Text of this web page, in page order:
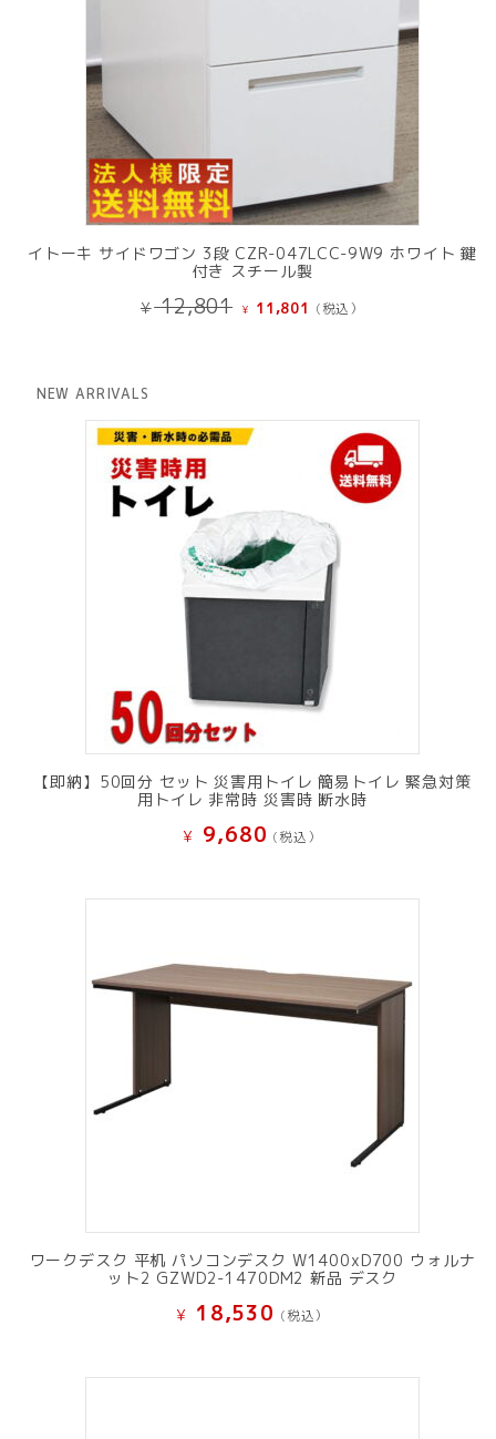
イトーキ サイドワゴン 3段 CZR-047LCC-9W9 ホワイト 鍵
付き スチール製
¥12,801 元
で
¥ 11,801 現
¥ 11,801
す。
(税込）
NEW ARRIVALS
【即納】50回分 セット 災害用トイレ 簡易トイレ 緊急対策
用トイレ 非常時 災害時 断水時
¥ 9,680 (税込）
ワークデスク 平机 パソコンデスク W1400xD700 ウォルナ
ット2 GZWD2-1470DM2 新品 デスク
¥ 18,530 (税込）